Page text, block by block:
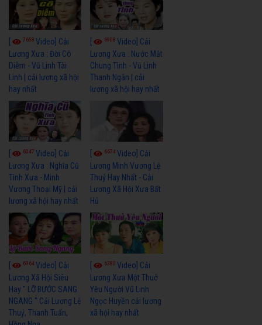
7658 Video] Cải
Lương Xưa : Đời Cô
Diễm - Vũ Linh Tài
Linh | cải lương xã hội
hay nhất
6908Video] Cải
Lương Xưa : Nước Mắt
Chung Tình - Vũ Linh
Thanh Ngân | cải
lương xã hội hay nhất
6047 Video] Cải
Lương Xưa : Nghĩa Cũ
Tình Xưa - Minh
Vương Thoại Mỹ | cải
lương xã hội hay nhất
6674Video] Cải
Lương Minh Vương Lệ
Thuỷ Hay Nhất - Cải
Lương Xã Hội Xưa Bất
Hủ
6964Video] Cải
Lương Xã Hội Siêu
Hay " LỠ BƯỚC SANG
NGANG " Cải Lương Lệ
Thuỷ, Thanh Tuấn,
6380Video] Cải
Lương Xưa Một Thuở
Yêu Người Vũ Linh
Ngọc Huyền cải lương
xã hội hay nhất